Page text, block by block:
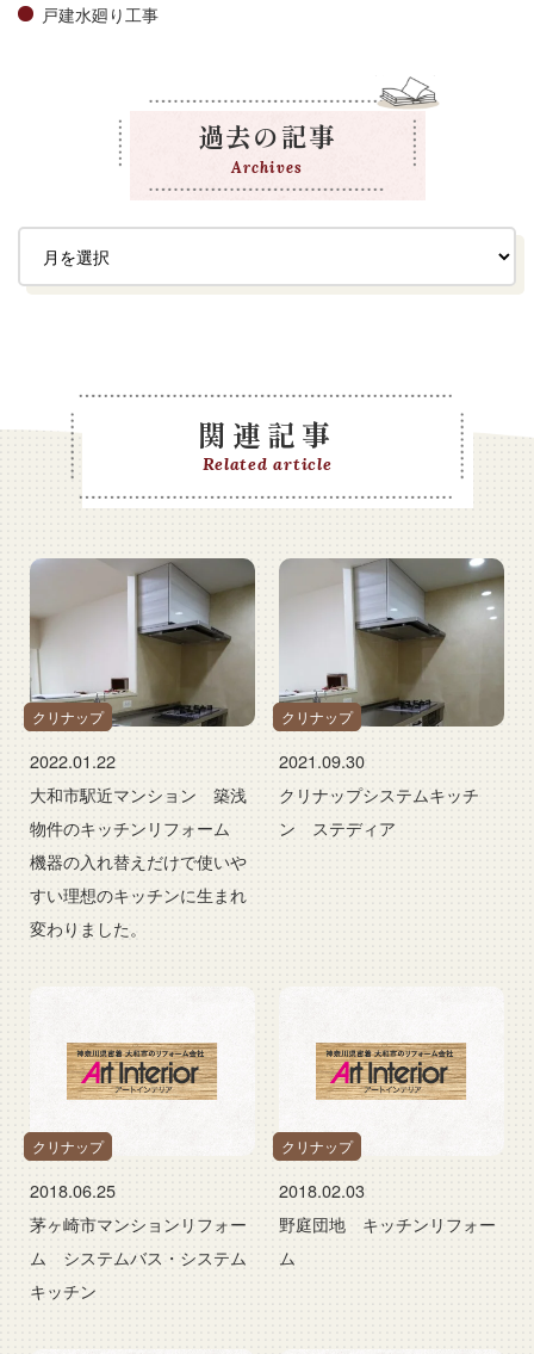
戸建水廻り工事
過去の記事
Archives
関連記事
Related article
クリナップ
2022.01.22
大和市駅近マンション 築浅
物件のキッチンリフォーム
機器の入れ替えだけで使いや
すい理想のキッチンに生まれ
変わりました。
クリナップ
2021.09.30
クリナップシステムキッチ
ン ステディア
クリナップ
2018.06.25
茅ヶ崎市マンションリフォー
ム システムバス・システム
キッチン
クリナップ
2018.02.03
野庭団地 キッチンリフォー
ム